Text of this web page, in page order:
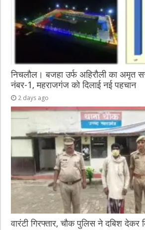
निचलौल। बजहा उर्फ अहिरौली का अमृत
नंबर-1, महराजगंज को दिलाई नई पहचान
2 days ago
वारंटी गिरफ्तार, चौक पुलिस ने दबिश देकर